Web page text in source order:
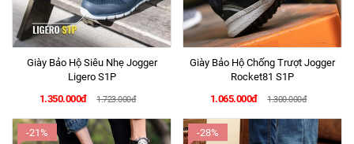
Giày Bảo Hộ Siêu Nhẹ Jogger
Ligero S1P
1.350.000đ
1.723.000đ
Giày Bảo Hộ Chống Trượt Jogger
Rocket81 S1P
1.065.000đ
1.300.000đ
-21% -28%